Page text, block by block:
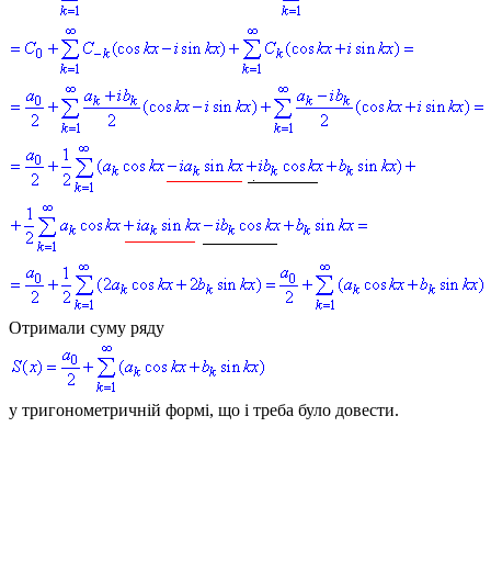
Отримали суму ряду
у тригонометричній формі, що і треба було довести.